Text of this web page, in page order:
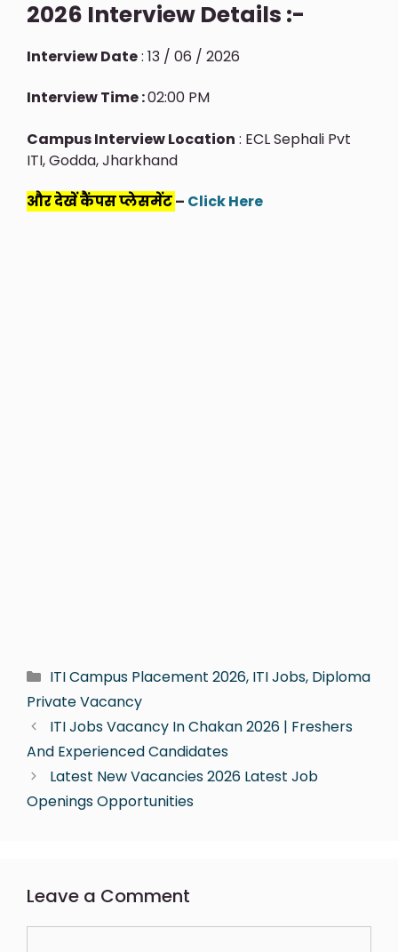
2026 Interview Details :-
Interview Date: 13 / 06 / 2026
Interview Time :02:00 PM
Campus Interview Location : ECL Sephali Pvt
ITI, Godda, Jharkhand
और देखें कैंपस प्लेसमेंट– Click Here
ITI Campus Placement 2026, ITI Jobs, Diploma
Private Vacancy
ITI Jobs Vacancy In Chakan 2026 | Freshers
And Experienced Candidates
Latest New Vacancies 2026 Latest Job
Openings Opportunities
Leave a Comment